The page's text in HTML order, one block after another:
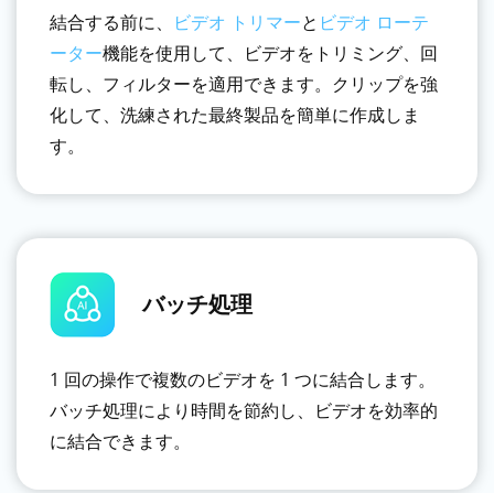
結合する前に、 ビデオ トリマーと ビデオ ローテ
ーター機能を使用して、ビデオをトリミング、回
転し、フィルターを適用できます。クリップを強
化して、洗練された最終製品を簡単に作成しま
す。
バッチ処理
1 回の操作で複数のビデオを 1 つに結合します。
バッチ処理により時間を節約し、ビデオを効率的
に結合できます。